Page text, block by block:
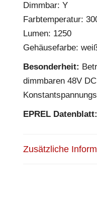
Dimmbar: Y
Farbtemperatur:
Lumen: 1250
Gehäusefarbe:
Besonderheit:
dimmbaren 48V DC
EPREL Datenblatt:
Zusätzliche